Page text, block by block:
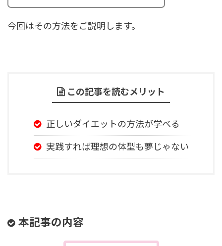
今回はその方法をご説明します。
この記事を読むメリット
正しいダイエットの方法が学べる
実践すれば理想の体型も夢じゃない
本記事の内容